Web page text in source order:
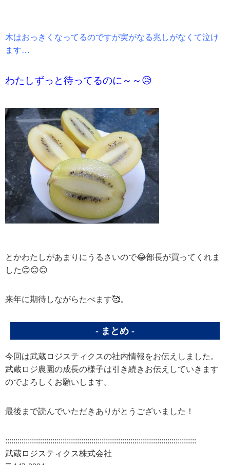
木はおっきくなってるのですが実がなる兆しがなくて泣け
ます…
わたしずっと待ってるのに～～😥
とかわたしがあまりにうるさいので😂部長が買ってくれま
した😊😊😊
来年に期待しながらたべます🥰。
まとめ
今回は武蔵ロジスティクスの社内情報をお伝えしました。
武蔵ロジ農園の成長の様子は引き続きお伝えしていきます
のでよろしくお願いします。
最後まで読んでいただきありがとうございました！
:::::::::::::::::::::::::::::::::::::::::::::::::::::::::::::::::::::::::::::::::::::::::::::
武蔵ロジスティクス株式会社